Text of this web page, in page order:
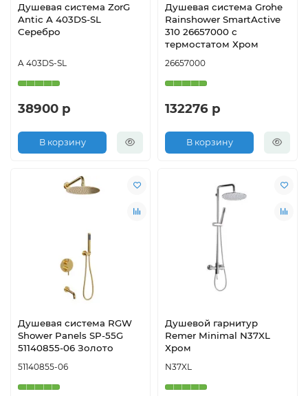
Душевая система ZorG
Antic A 403DS-SL
Серебро
A 403DS-SL
38900 р
В корзину
Душевая система Grohe
Rainshower SmartActive
310 26657000 с
термостатом Хром
26657000
132276 р
В корзину
Душевая система RGW
Shower Panels SP-55G
51140855-06 Золото
51140855-06
Душевой гарнитур
Remer Minimal N37XL
Хром
N37XL